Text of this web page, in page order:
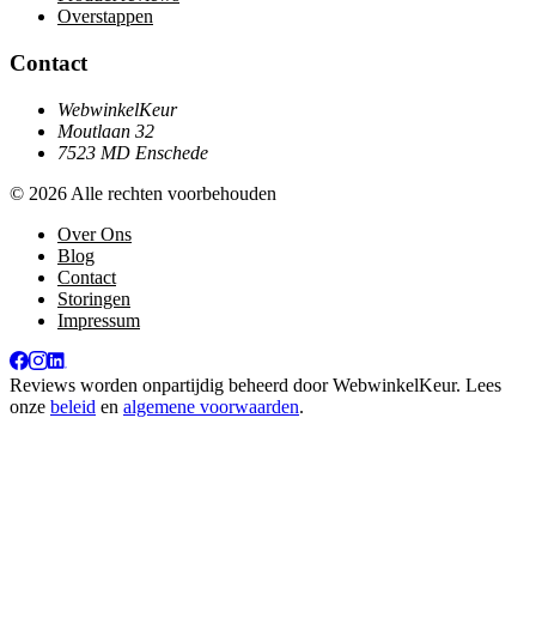
Overstappen
Contact
WebwinkelKeur
Moutlaan 32
7523 MD Enschede
© 2026 Alle rechten voorbehouden
Over Ons
Blog
Contact
Storingen
Impressum
Reviews worden onpartijdig beheerd doorWebwinkelKeur. Lees
onze beleid en algemene voorwaarden.